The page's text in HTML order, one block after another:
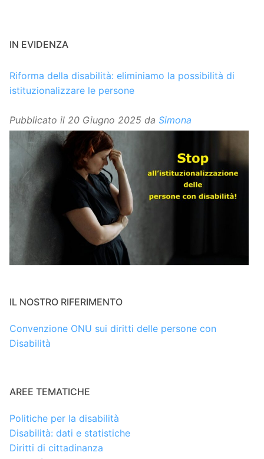
IN EVIDENZA
Riforma della disabilità: eliminiamo la possibilità di
istituzionalizzare le persone
Pubblicato il 20 Giugno 2025 da Simona
IL NOSTRO RIFERIMENTO
Convenzione ONU sui diritti delle persone con
Disabilità
AREE TEMATICHE
Politiche per la disabilità
Disabilità: dati e statistiche
Diritti di cittadinanza